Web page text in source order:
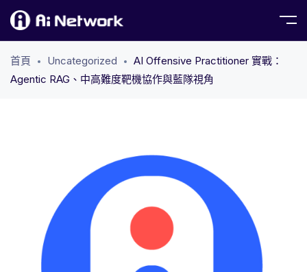
首頁 Uncategorized
AI Offensive Practitioner 實戰：
Agentic RAG、中高難度靶機協作與藍隊視角